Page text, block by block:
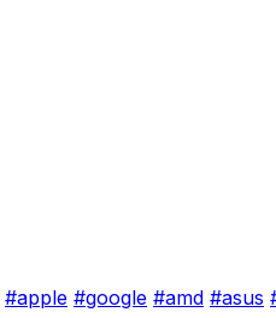
#apple #google #amd #asus